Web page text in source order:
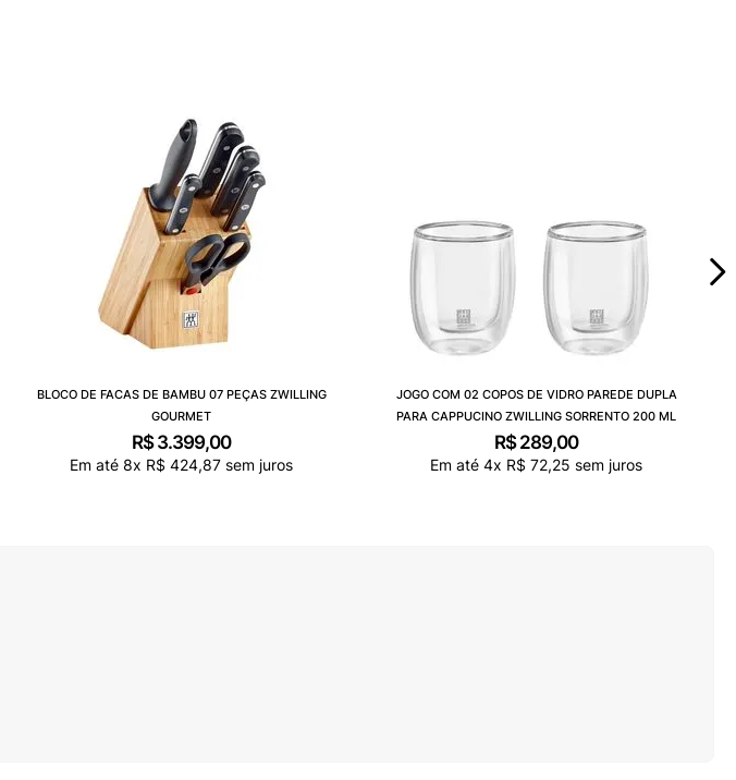
BLOCO DE FACAS DE BAMBU 07 PEÇAS ZWILLING
GOURMET
R$3.399,00
Em até8x R$ 424,87 sem juros
JOGO COM 02 COPOS DE VIDRO PAREDE DUPLA
PARA CAPPUCINO ZWILLING SORRENTO 200 ML
R$289,00
Em até4x R$ 72,25 sem juros